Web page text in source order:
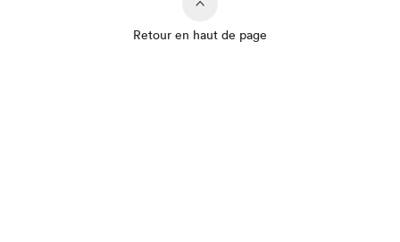
Retour en haut de page